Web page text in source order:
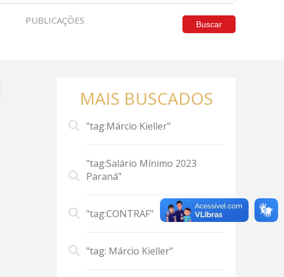
PUBLICAÇÕES Buscar
MAIS BUSCADOS
"tag:Márcio Kieller"
"tag:Salário Mínimo 2023
Paraná"
"tag:CONTRAF"
"tag: Márcio Kieller"